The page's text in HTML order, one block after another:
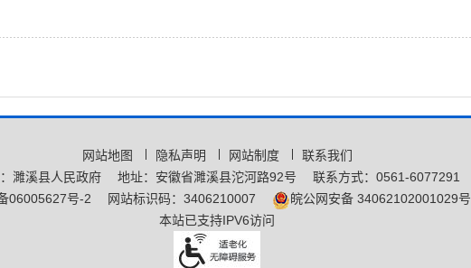
网站地图 隐私声明 网站制度
联系我们
濉溪县人民政府
地址：安徽省濉溪县沱河路92号
联系方式：0561-6077291
06005627号-2
网站标识码：3406210007
皖公网安备 34062102001029号
本站已支持IPV6访问